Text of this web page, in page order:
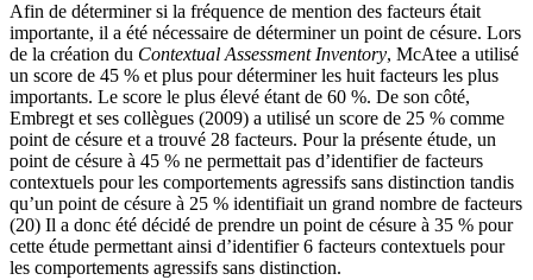
Afin de déterminer si la fréquence de mention des facteurs était
importante, il a été nécessaire de déterminer un point de césure. Lors
de la création du Contextual Assessment Inventory, McAtee a utilisé
un score de 45 % et plus pour déterminer les huit facteurs les plus
importants. Le score le plus élevé étant de 60 %. De son côté,
Embregt et ses collègues (2009) a utilisé un score de 25 % comme
point de césure et a trouvé 28 facteurs. Pour la présente étude, un
point de césure à 45 % ne permettait pas d’identifier de facteurs
contextuels pour les comportements agressifs sans distinction tandis
qu’un point de césure à 25 % identifiait un grand nombre de facteurs
(20) Il a donc été décidé de prendre un point de césure à 35 % pour
cette étude permettant ainsi d’identifier 6 facteurs contextuels pour
les comportements agressifs sans distinction.